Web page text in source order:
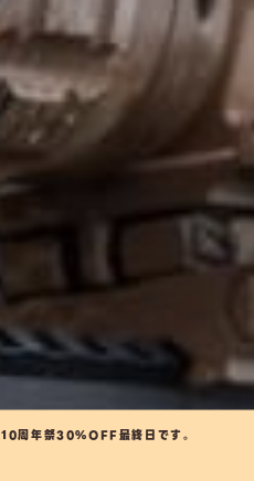
10周年祭30%OFF最終日です。